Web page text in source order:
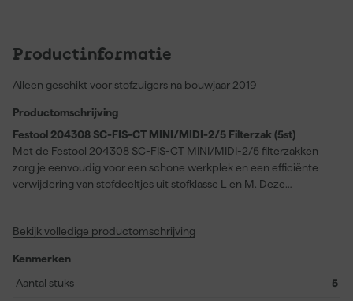
Productinformatie
Alleen geschikt voor stofzuigers na bouwjaar 2019
Productomschrijving
Festool 204308 SC-FIS-CT MINI/MIDI-2/5 Filterzak (5st)
Met de Festool 204308 SC-FIS-CT MINI/MIDI-2/5 filterzakken
zorg je eenvoudig voor een schone werkplek en een efficiënte
verwijdering van stofdeeltjes uit stofklasse L en M. Deze
zodat ze langer meegaan en je minder vaak hoeft te vervangen.
verwijderen uit je stofzuiger, wat bijdraagt aan een gezonde en
nette werkomgeving. De zakken zijn speciaal geschikt voor CT
Bekijk volledige productomschrijving
Kenmerken
Aantal stuks
5